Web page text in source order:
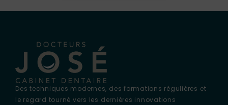
Des techniques modernes, des formations régulières et
le regard tourné vers les dernières innovations